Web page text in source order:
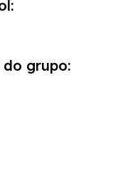
grupo: